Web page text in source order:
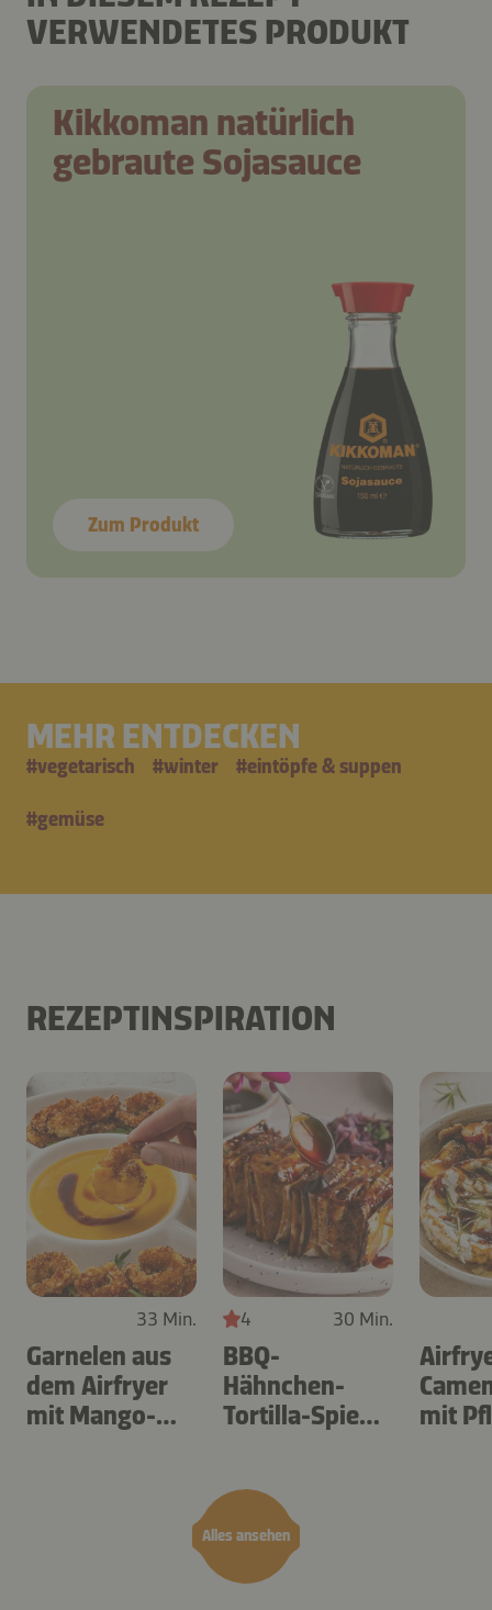
VERWENDETES PRODUKT
Kikkoman natürlich
gebraute Sojasauce
Zum Produkt
MEHR ENTDECKEN
#vegetarisch #winter #eintöpfe & suppen
#gemüse
REZEPTINSPIRATION
Alles ansehen
33 Min.
Garnelen aus
dem Airfryer
mit Mango-
4 30 Min.
BBQ-
Hähnchen-
Tortilla-Spieße
mit